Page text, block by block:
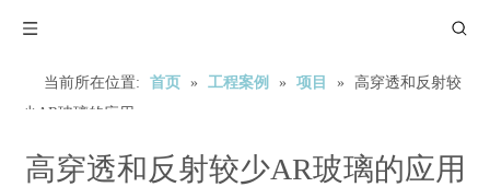
当前所在位置: 首页 » 工程案例 » 项目 »
高穿透和反射较
少AR玻璃的应用
高穿透和反射较少AR玻璃的应用